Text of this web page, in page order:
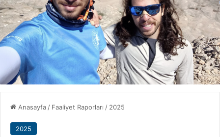
Anasayfa / Faaliyet Raporları / 2025
2025